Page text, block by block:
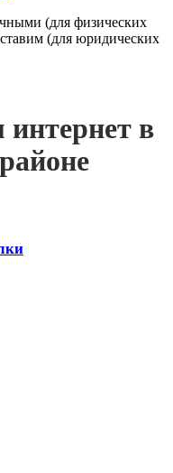
(для физических
(для юридических
в